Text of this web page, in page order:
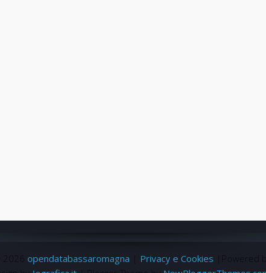
opendatabassaromagna Privacy e Cookies